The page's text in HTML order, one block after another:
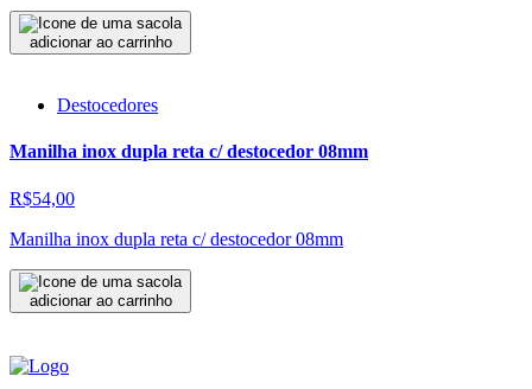
adicionar ao carrinho
Destocedores
Manilha inox dupla reta c/ destocedor 08mm
R$54,00
Manilha inox dupla reta c/ destocedor 08mm
adicionar ao carrinho